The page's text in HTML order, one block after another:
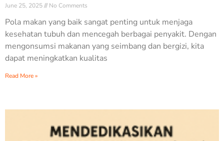
June 25, 2025 No Comments
Pola makan yang baik sangat penting untuk menjaga
kesehatan tubuh dan mencegah berbagai penyakit. Dengan
mengonsumsi makanan yang seimbang dan bergizi, kita
dapat meningkatkan kualitas
Read More »